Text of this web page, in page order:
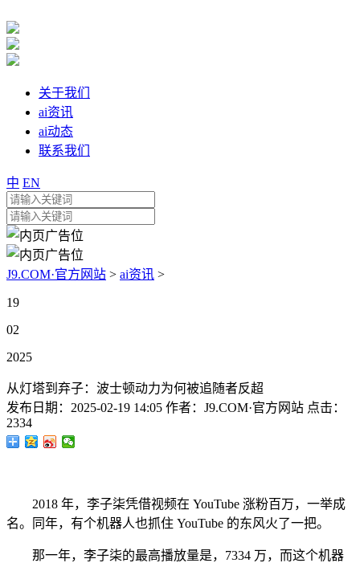
关于我们
ai资讯
ai动态
联系我们
中 EN
J9.COM·官方网站 > ai资讯 >
19
02
2025
从灯塔到弃子：波士顿动力为何被追随者反超
发布日期： 2025-02-19 14:05 作者： J9.COM·官方网站 点击：
2334
2018 年，李子柒凭借视频在 YouTube 涨粉百万，一举成
名。同年，有个机器人也抓住 YouTube 的东风火了一把。
那一年，李子柒的最高播放量是，7334 万，而这个机器